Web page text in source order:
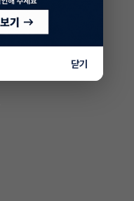
닫기